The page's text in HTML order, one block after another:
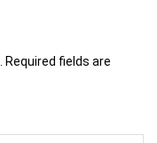
Required fields are